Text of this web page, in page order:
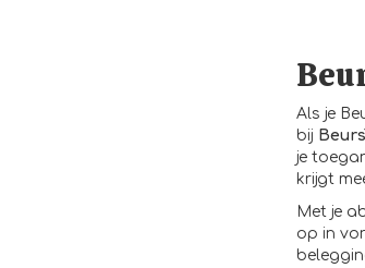
Als je
bij
je
krijgt
Met je
op in